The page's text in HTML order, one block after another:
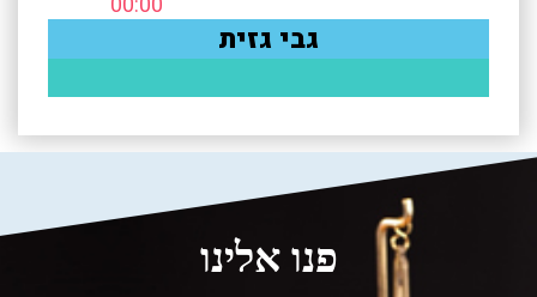
פנו אלינו